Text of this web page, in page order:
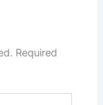
Required